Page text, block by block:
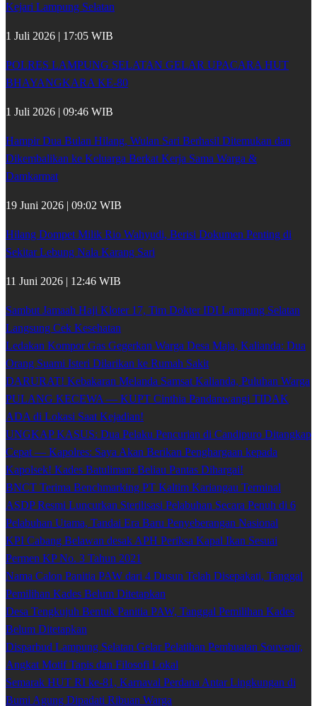
Kejari Lampung Selatan
1 Juli 2026 | 17:05 WIB
POLRES LAMPUNG SELATAN GELAR UPACARA HUT
BHAYANGKARA KE-80
1 Juli 2026 | 09:46 WIB
Hampir Dua Bulan Hilang, Wulan Sari Berhasil Ditemukan dan
Dikembalikan ke Keluarga Berkat Kerja Sama Warga &
Damkarmat
19 Juni 2026 | 09:02 WIB
Hilang Dompet Milik Rio Wahyudi, Berisi Dokumen Penting di
Sekitar Lebung Nala Karang Sari
11 Juni 2026 | 12:46 WIB
Sambut Jamaah Haji Kloter 17, Tim Dokter IDI Lampung Selatan
Langsung Cek Kesehatan
Ledakan Kompor Gas Gegerkan Warga Desa Maja, Kalianda: Dua
Orang Suami Isteri Dilarikan ke Rumah Sakit
DARURAT! Kebakaran Melanda Samsat Kalianda, Puluhan Warga
PULANG KECEWA — KUPT Cinthia Pandanwangi TIDAK
ADA di Lokasi Saat Kejadian!
UNGKAP KASUS: Dua Pelaku Pencurian di Candipuro Ditangkap
Cepat — Kapolres: Saya Akan Berikan Penghargaan kepada
Kapolsek! Kades Batuliman: Beliau Pantas Dihargai!
BNCT Terima Benchmarking PT Kaltim Kariangau Terminal
ASDP Resmi Luncurkan Sterilisasi Pelabuhan Secara Penuh di 6
Pelabuhan Utama, Tandai Era Baru Penyeberangan Nasional
KPI Cabang Belawan desak APH Periksa Kapal Ikan Sesuai
Permen KP No. 3 Tahun 2021
Nama Calon Panitia PAW dari 4 Dusun Telah Disepakati, Tanggal
Pemilihan Kades Belum Ditetapkan
Desa Tengkujuh Bentuk Panitia PAW, Tanggal Pemilihan Kades
Belum Ditetapkan
Disparbud Lampung Selatan Gelar Pelatihan Pembuatan Souvenir,
Angkat Motif Tapis dan Filosofi Lokal
Semarak HUT RI ke-81, Karnaval Perdana Antar Lingkungan di
Bumi Agung Dipadati Ribuan Warga